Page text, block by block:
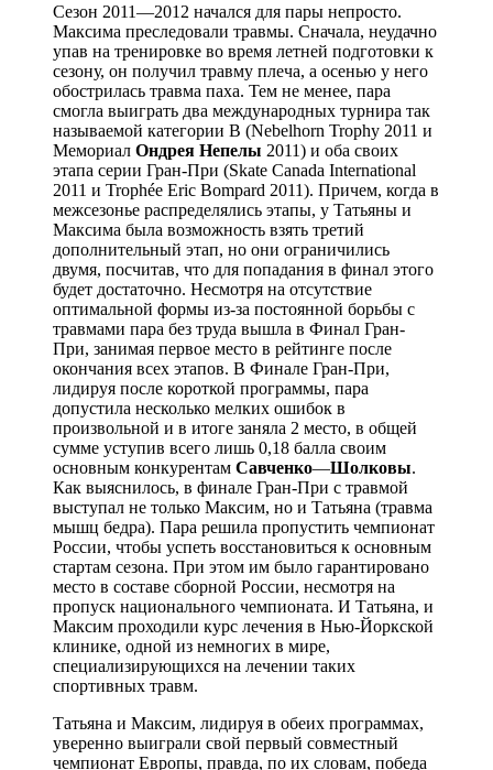
Сезон 2011—2012 начался для пары непросто.
Максима преследовали травмы. Сначала, неудачно
упав на тренировке во время летней подготовки к
сезону, он получил травму плеча, а осенью у него
обострилась травма паха. Тем не менее, пара
смогла выиграть два международных турнира так
называемой категории B (Nebelhorn Trophy 2011 и
Мемориал Ондрея Непелы 2011) и оба своих
этапа серии Гран-При (Skate Canada International
2011 и Trophée Eric Bompard 2011). Причем, когда в
межсезонье распределялись этапы, у Татьяны и
Максима была возможность взять третий
дополнительный этап, но они ограничились
двумя, посчитав, что для попадания в финал этого
будет достаточно. Несмотря на отсутствие
оптимальной формы из-за постоянной борьбы с
травмами пара без труда вышла в Финал Гран-
При, занимая первое место в рейтинге после
окончания всех этапов. В Финале Гран-При,
лидируя после короткой программы, пара
допустила несколько мелких ошибок в
произвольной и в итоге заняла 2 место, в общей
сумме уступив всего лишь 0,18 балла своим
основным конкурентам Савченко—Шoлковы.
Как выяснилось, в финале Гран-При с травмой
выступал не только Максим, но и Татьяна (травма
мышц бедра). Пара решила пропустить чемпионат
России, чтобы успеть восстановиться к основным
стартам сезона. При этом им было гарантировано
место в составе сборной России, несмотря на
пропуск национального чемпионата. И Татьяна, и
Максим проходили курс лечения в Нью-Йоркской
клинике, одной из немногих в мире,
специализирующихся на лечении таких
спортивных травм.
Татьяна и Максим, лидируя в обеих программах,
уверенно выиграли свой первый совместный
чемпионат Европы, правда, по их словам, победа